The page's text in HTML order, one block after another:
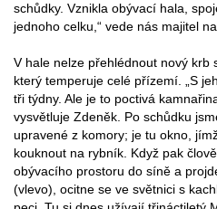
schůdky. Vznikla obývací hala,
jednoho celku,“ vede nás majitel
V hale nelze přehlédnout nový krb
který temperuje celé přízemí. „S
tři týdny. Ale je to poctivá
vysvětluje Zdeněk. Po schůdku
upravené z komory; je tu okno,
kouknout na rybník. Když pak
obývacího prostoru do síně a
(vlevo), ocitne se ve světnici s